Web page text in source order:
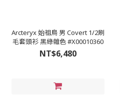
Arcteryx 始祖鳥 男 Covert 1/2刷
毛套頭衫 黑綠雜色 #X00010360
NT$6,480